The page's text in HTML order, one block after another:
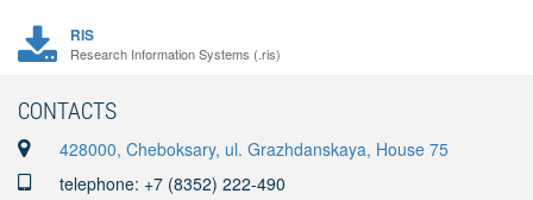
RIS
Research Information Systems (.ris)
CONTACTS
428000, Cheboksary, ul. Grazhdanskaya, House 75
telephone: +7 (8352) 222-490